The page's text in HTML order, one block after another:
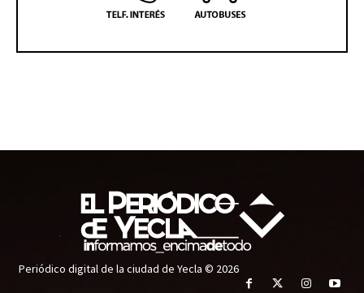
Periódico digital de la ciudad de Yecla © 2026